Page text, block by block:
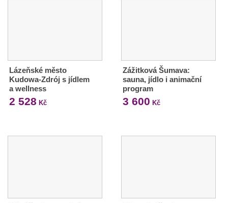
Lázeňské město
Kudowa-Zdrój s jídlem
a wellness
2 528 Kč
Zážitková Šumava:
sauna, jídlo i animační
program
3 600 Kč